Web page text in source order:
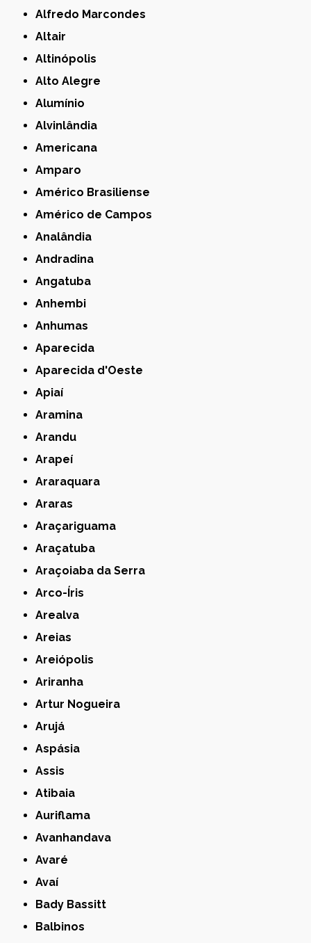
Alfredo Marcondes
Altair
Altinópolis
Alto Alegre
Alumínio
Alvinlândia
Americana
Amparo
Américo Brasiliense
Américo de Campos
Analândia
Andradina
Angatuba
Anhembi
Anhumas
Aparecida
Aparecida d'Oeste
Apiaí
Aramina
Arandu
Arapeí
Araraquara
Araras
Araçariguama
Araçatuba
Araçoiaba da Serra
Arco-Íris
Arealva
Areias
Areiópolis
Ariranha
Artur Nogueira
Arujá
Aspásia
Assis
Atibaia
Auriflama
Avanhandava
Avaré
Avaí
Bady Bassitt
Balbinos